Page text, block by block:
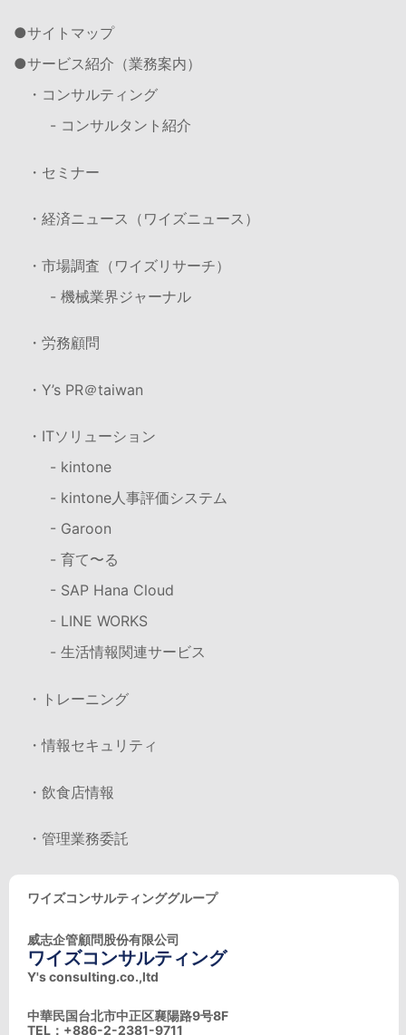
サイトマップ
サービス紹介（業務案内）
・コンサルティング
- コンサルタント紹介
・セミナー
・経済ニュース（ワイズニュース）
・市場調査（ワイズリサーチ）
- 機械業界ジャーナル
・労務顧問
・Y’s PR＠taiwan
・ITソリューション
- kintone
- kintone人事評価システム
- Garoon
- 育て〜る
- SAP Hana Cloud
- LINE WORKS
- 生活情報関連サービス
・トレーニング
・情報セキュリティ
・飲食店情報
・管理業務委託
ワイズコンサルティンググループ
威志企管顧問股份有限公司
ワイズコンサルティング
Y's consulting.co.,ltd
中華民国台北市中正区襄陽路9号8F
TEL：+886-2-2381-9711